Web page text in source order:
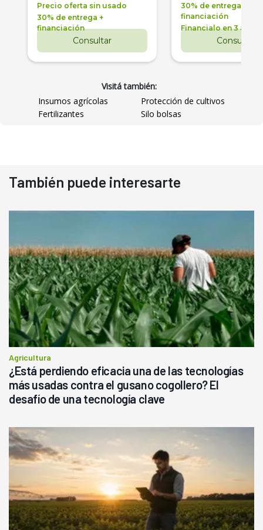
Precio oferta sin usado
30% de entrega +
financiación
Consultar
30% de entrega +
financiación
Financialo en 3 años
Consultar
Visitá también:
Insumos agrícolas
Protección de cultivos
Fertilizantes
Silo bolsas
También puede interesarte
Agricultura
¿Está perdiendo eficacia una de las tecnologías
más usadas contra el gusano cogollero? El
desafío de una tecnología clave